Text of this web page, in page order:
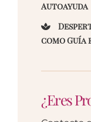
Autoayuda
como
¿Eres